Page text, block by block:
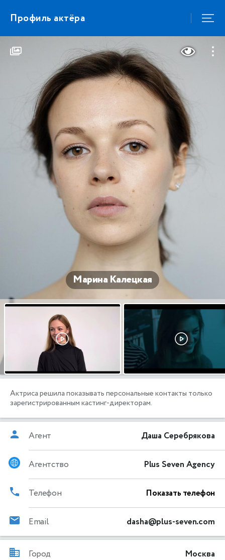
Профиль актёра
Марина Калецкая
Актриса решила показывать персональные контакты только
зарегистрированным кастинг-директорам.
Агент Даша Серебрякова
Агентство Plus Seven Agency
Телефон Показать телефон
Email dasha@plus-seven.com
Город Москва